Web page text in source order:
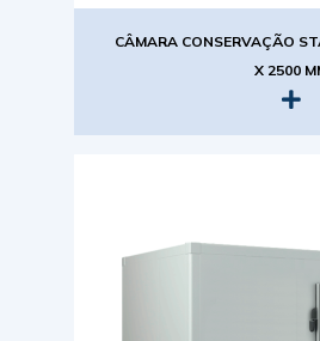
CÂMARA CONSERVAÇÃO
X 2500